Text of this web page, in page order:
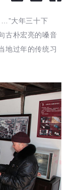
大年三十下
古朴宏亮的嗓音
地过年的传统习